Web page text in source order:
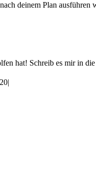
deinem Plan
hat! Schreib es mir in
|